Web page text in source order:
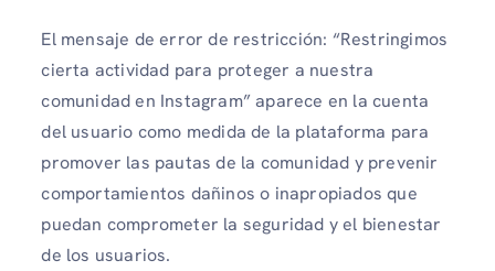
El mensaje de error de restricción: “Restringimos
cierta actividad para proteger a nuestra
comunidad en Instagram” aparece en la cuenta
del usuario como medida de la plataforma para
promover las pautas de la comunidad y prevenir
comportamientos dañinos o inapropiados que
puedan comprometer la seguridad y el bienestar
de los usuarios.